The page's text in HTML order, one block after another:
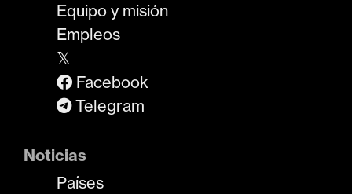
Equipo y misión
Empleos
𝕏
Facebook
Telegram
Noticias
Países